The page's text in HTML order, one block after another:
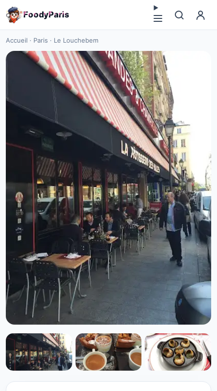
FoodyParis
Accueil · Paris · Le Louchebem
STEAKHOUSE
Le Louchebem à Paris